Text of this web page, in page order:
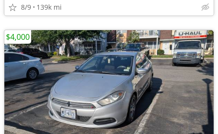
8/9 139k mi
$4,000